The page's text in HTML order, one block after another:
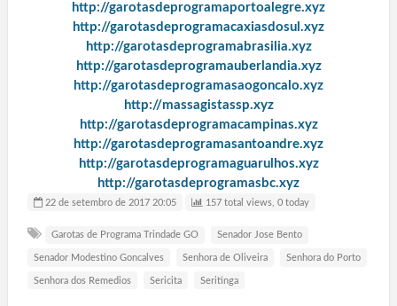
http://garotasdeprogramaportoalegre.xyz
http://garotasdeprogramacaxiasdosul.xyz
http://garotasdeprogramabrasilia.xyz
http://garotasdeprogramauberlandia.xyz
http://garotasdeprogramasaogoncalo.xyz
http://massagistassp.xyz
http://garotasdeprogramacampinas.xyz
http://garotasdeprogramasantoandre.xyz
http://garotasdeprogramaguarulhos.xyz
http://garotasdeprogramasbc.xyz
22 de setembro de 2017 20:05 157 total views, 0 today
Garotas de Programa Trindade GO Senador Jose Bento
Senador Modestino Goncalves Senhora de Oliveira Senhora do Porto
Senhora dos Remedios Sericita Seritinga